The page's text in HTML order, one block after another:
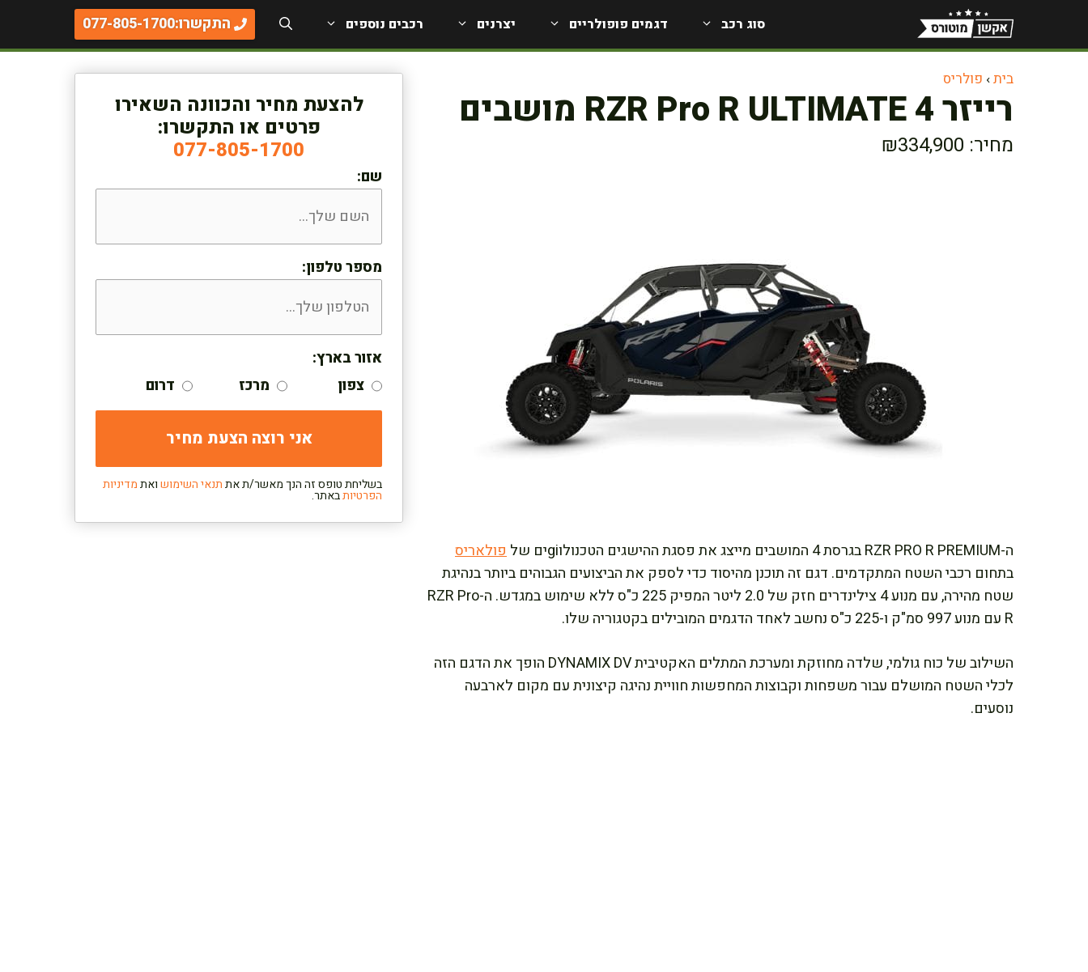
סוג רכב דגמים פופולריים יצרנים רכבים נוספים התקשרו:077-805-1700
בית› פולריס
רייזר RZR Pro R ULTIMATE 4 מושבים
מחיר: ₪334,900
ה-RZR PRO R PREMIUM בגרסת 4 המושבים מייצג את פסגת ההישגים הטכנולוgiים של
פולאריס
בתחום רכבי השטח המתקדמים. דגם זה תוכנן מהיסוד כדי לספק את הביצועים הגבוהים ביותר בנהיגת
שטח מהירה, עם מנוע 4 צילינדרים חזק של 2.0 ליטר המפיק 225 כ"ס ללא שימוש במגדש. ה-RZR Pro
R עם מנוע 997 סמ"ק ו-225 כ"ס נחשב לאחד הדגמים המובילים בקטגוריה שלו.
השילוב של כוח גולמי, שלדה מחוזקת ומערכת המתלים האקטיבית DYNAMIX DV הופך את הדגם הזה
לכלי השטח המושלם עבור משפחות וקבוצות המחפשות חוויית נהיגה קיצונית עם מקום לארבעה
נוסעים.
להצעת מחיר והכוונה השאירו
פרטים או התקשרו:
077-805-1700
שם:
מספר טלפון:
אזור בארץ:
צפון
מרכז דרום
בשליחת טופס זה הנך מאשר/ת אתתנאי השימושואתמדיניות
הפרטיותבאתר.